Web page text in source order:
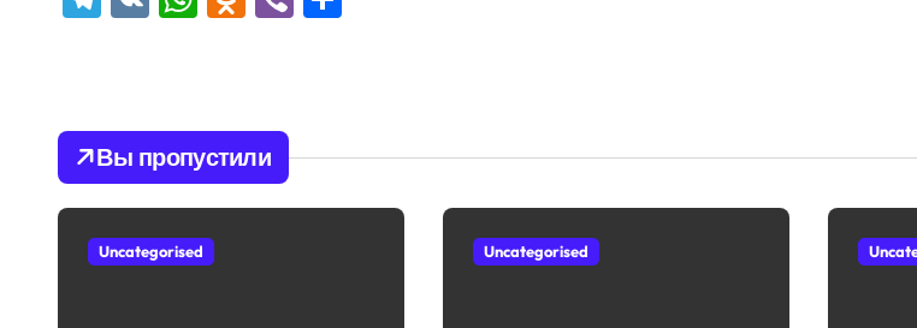
Вы пропустили
Uncategorised Uncategorised